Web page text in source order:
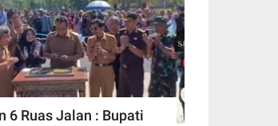
6 Ruas Jalan : Bupati